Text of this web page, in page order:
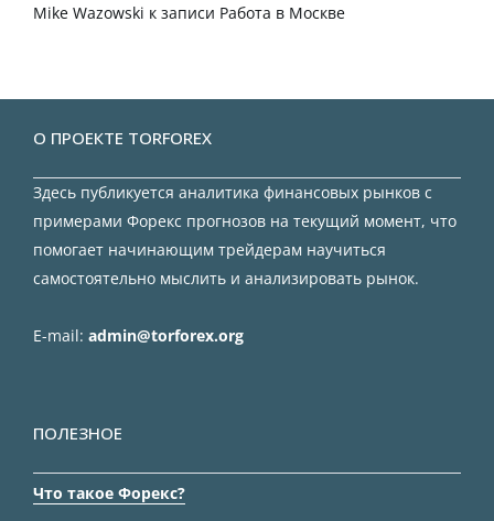
Mike Wazowski к записи Работа в Москве
О ПРОЕКТЕ TORFOREX
Здесь публикуется аналитика финансовых рынков с
примерами Форекс прогнозов на текущий момент, что
помогает начинающим трейдерам научиться
самостоятельно мыслить и анализировать рынок.
E-mail: admin@torforex.org
ПОЛЕЗНОЕ
Что такое Форекс?